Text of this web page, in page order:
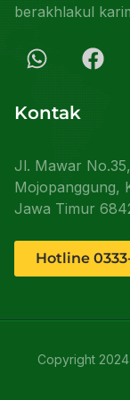
berakhlakul
Kontak
Jl. Mawar
Mojopanggung,
Jawa Timur
Hotline
Copyright 2024